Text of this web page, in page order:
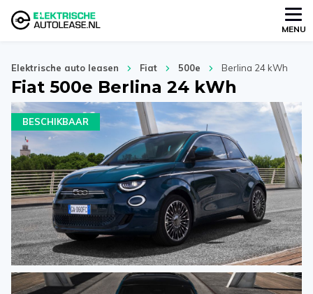
MENU
Elektrische auto leasen Fiat 500e Berlina 24 kWh
Fiat 500e Berlina 24 kWh
BESCHIKBAAR